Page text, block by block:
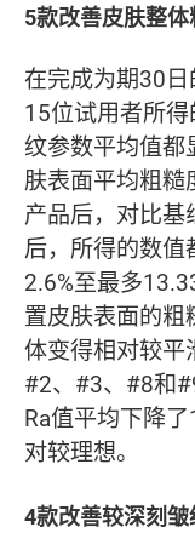
5款改善皮肤整
在完成为期30
15位试用者所
纹参数平均值都
肤表面平均粗糙
产品后，对比
后，所得的数值
2.6%至最多
置皮肤表面的
体变得相对较平
#2、#3、#8和
Ra值平均下降
对较理想。
4款改善较深刻